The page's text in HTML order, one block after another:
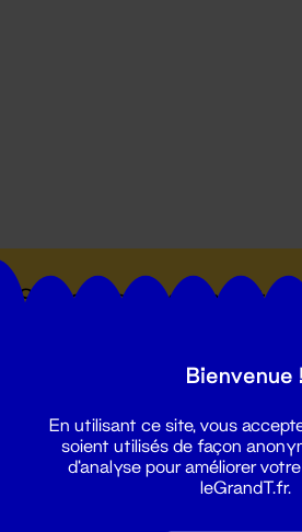
Suivez toutes les
Bienvenue
En utilisant ce site, vous
soient utilisés de façon
d'analyse pour améliorer
leGrandT.fr.